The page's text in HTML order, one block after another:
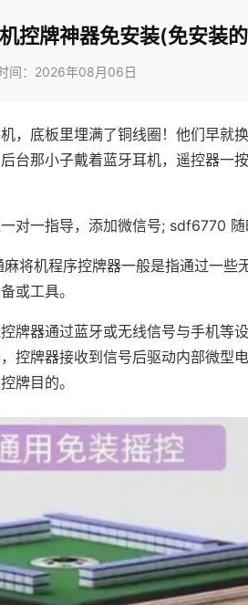
控牌神器免安装(免安装
间：2026年08月06日
，底板里埋满了铜线圈！他们早就
台那小子戴着蓝牙耳机，遥控器一按
对一指导，添加微信号; sdf6770 随
将机程序控牌器一般是指通过一些
或工具。
牌器通过蓝牙或无线信号与手机等
控牌器接收到信号后驱动内部微型
牌目的。